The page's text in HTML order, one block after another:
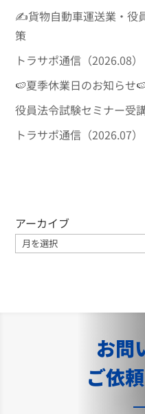
✍貨物自動車運送業・役
策
トラサポ通信（2026.08）
🍉夏季休業日のお知らせ
役員法令試験セミナー受
トラサポ通信（2026.07）
アーカイブ
お問
ご依